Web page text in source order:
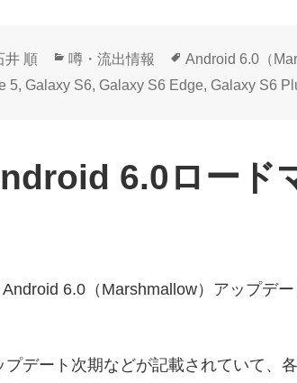
井 順
カ
テ
噂・流出情報
タ
グ
Android 6.0（
5, Galaxy S6, Galaxy S6 Edge, Galaxy S6
6.0ロード
6.0（Marshmallow）アップデ
デート次期などが記載されていて、